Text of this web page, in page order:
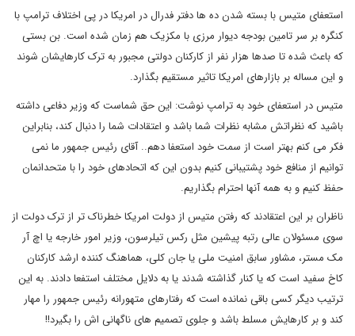
استعفای متیس با بسته شدن ده ها دفتر فدرال در امریکا در پی اختلاف ترامپ با
کنگره بر سر تامین بودجه دیوار مرزی با مکزیک هم زمان شده است. بن بستی
که باعث شده تا صدها هزار نفر از کارکنان دولتی مجبور به ترک کارهایشان شوند
و این مساله بر بازارهای امریکا تاثیر مستقیم بگذارد.
متیس در استعفای خود به ترامپ نوشت: این حق شماست که وزیر دفاعی داشته
باشید که نظراتش مشابه نظرات شما باشد و اعتقادات شما را دنبال کند، بنابراین
فکر می کنم بهتر است از سمت خود استعفا دهم.. آقای رئیس جمهور ما نمی
توانیم از منافع خود پشتیبانی کنیم بدون این که اتحادهای خود را با متحدانمان
حفظ کنیم و به همه آنها احترام بگذاریم.
ناظران بر این اعتقادند که رفتن متیس از دولت امریکا خطرناک تر از ترک دولت از
سوی مسئولان عالی رتبه پیشین مثل رکس تیلرسون، وزیر امور خارجه یا اچ آر
مک مستر، مشاور سابق امنیت ملی یا جان کلی، هماهنگ کننده ارشد کارکنان
کاخ سفید است که یا کنار گذاشته شدند یا به دلایل مختلف استفعا دادند. به این
ترتیب دیگر کسی باقی نمانده است که رفتارهای متهورانه رئیس جمهور را مهار
کند و بر کارهایش مسلط باشد و جلوی تصمیم های ناگهانی اش را بگیرد!!